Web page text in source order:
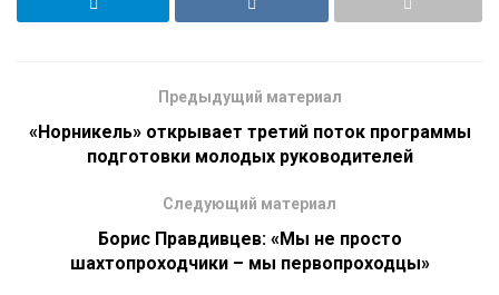
Предыдущий материал
«Норникель» открывает третий поток программы
подготовки молодых руководителей
Следующий материал
Борис Правдивцев: «Мы не просто
шахтопроходчики – мы первопроходцы»